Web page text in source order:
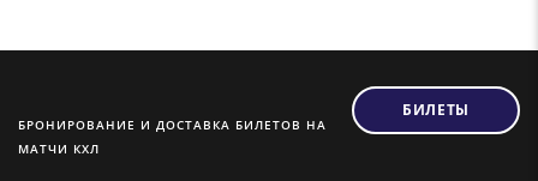
БРОНИРОВАНИЕ И ДОСТАВКА БИЛЕТОВ НА
МАТЧИ КХЛ
БИЛЕТЫ